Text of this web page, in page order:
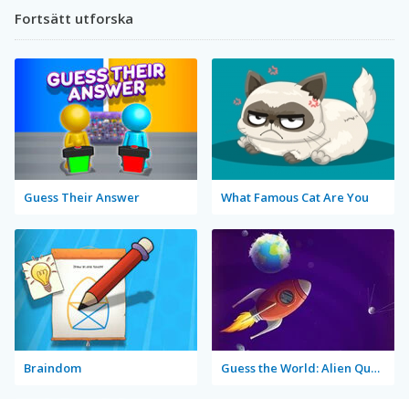
Fortsätt utforska
Guess Their Answer What Famous Cat Are You
Braindom Guess the World: Alien Quest